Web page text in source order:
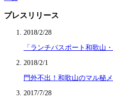
プレスリリース
2018/2/28
「ランチパスポート和歌山
2018/2/1
門外不出！和歌山のマル秘
2017/7/28